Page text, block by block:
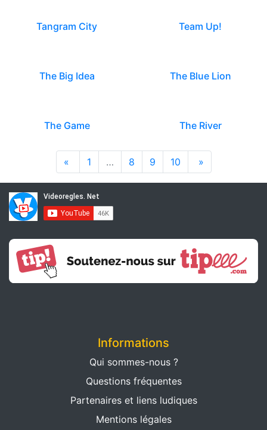
Tangram City Team Up!
The Big Idea The Blue Lion
The Game The River
« 1 … 8 9 10 »
Informations
Qui sommes-nous ?
Questions fréquentes
Partenaires et liens ludiques
Mentions légales